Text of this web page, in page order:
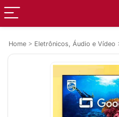
Home > Eletrônicos, Áudio e Vídeo